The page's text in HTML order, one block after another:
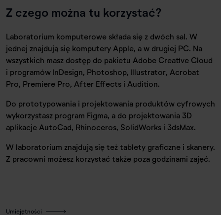
Z czego można tu korzystać?
Laboratorium komputerowe składa się z dwóch sal. W
jednej znajdują się komputery Apple, a w drugiej PC. Na
wszystkich masz dostęp do pakietu Adobe Creative Cloud
i programów InDesign, Photoshop, Illustrator, Acrobat
Pro, Premiere Pro, After Effects i Audition.
Do prototypowania i projektowania produktów cyfrowych
wykorzystasz program Figma, a do projektowania 3D
aplikacje AutoCad, Rhinoceros, SolidWorks i 3dsMax.
W laboratorium znajdują się też tablety graficzne i skanery.
Z pracowni możesz korzystać także poza godzinami zajęć.
Umiejętności